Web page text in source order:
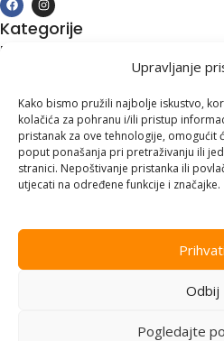
Upravljanje
Kako bismo pružili najbolje iskustvo,
kolačića za pohranu i/ili pristup
pristanak za ove tehnologije,
poput ponašanja pri pretraživanju ili
stranici. Nepoštivanje pristanka ili
utjecati na određene funkcije i značajke.
Prihvati
Odbij
Pogledajte
Kategorije
Kupovina i podrška
Kontakt informacije
Branilaca Bosne, 75 300 Lukavac
+387 35 555 999
info@pconer.ba
Vision.